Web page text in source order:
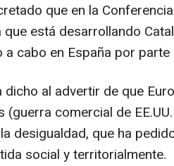
que en la
que está desarrollando
a cabo en España por
dicho al advertir de que
(guerra comercial de
desigualdad, que ha
social y territorialmente.